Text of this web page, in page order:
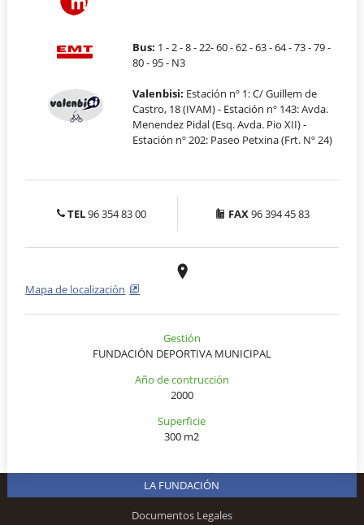
Bus: 1 - 2 - 8 - 22- 60 - 62 - 63 - 64 - 73 - 79 -
80 - 95 - N3
Valenbisi: Estación nº 1: C/ Guillem de
Castro, 18 (IVAM) - Estación nº 143: Avda.
Menendez Pidal (Esq. Avda. Pio XII) -
Estación nº 202: Paseo Petxina (Frt. Nº 24)
TEL96 354 83 00 FAX96 394 45 83
Mapa de localización
Gestión
FUNDACIÓN DEPORTIVA MUNICIPAL
Año de contrucción
2000
Superficie
300 m2
LA FUNDACIÓN
Documentos Legales